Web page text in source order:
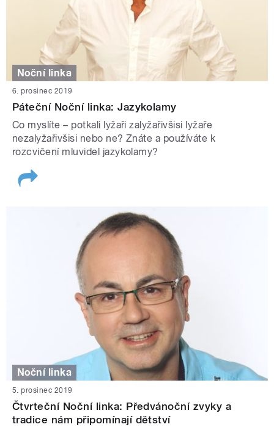
Noční linka
6. prosinec 2019
Páteční Noční linka: Jazykolamy
Co myslíte – potkali lyžaři zalyžařivšisi lyžaře
nezalyžařivšisi nebo ne? Znáte a používáte k
rozcvičení mluvidel jazykolamy?
Noční linka
5. prosinec 2019
Čtvrteční Noční linka: Předvánoční zvyky a
tradice nám připomínají dětství